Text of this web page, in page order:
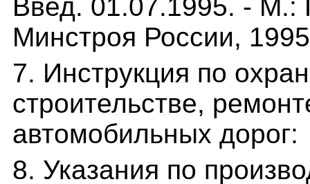
Введ. 01.07.1995. - М.:
Минстроя России,
7. Инструкция по
строительстве,
автомобильных дорог:
8. Указания по